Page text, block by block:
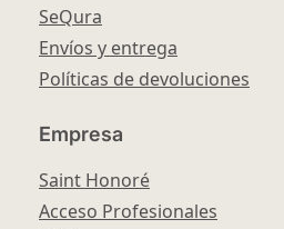
SeQura
Envíos y entrega
Políticas de devoluciones
Empresa
Saint Honoré
Acceso Profesionales